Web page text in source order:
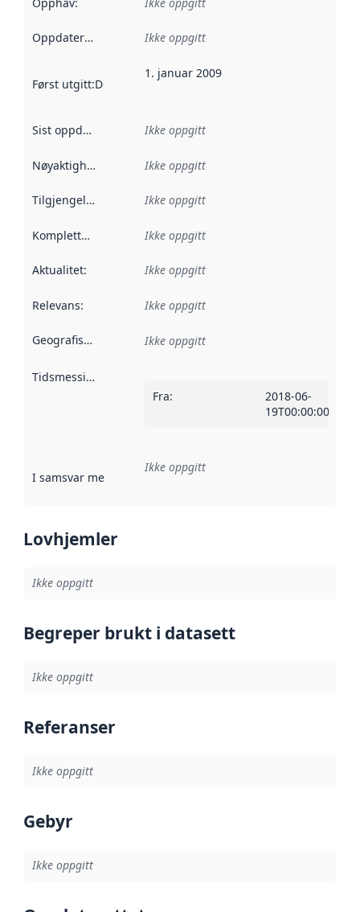
Oppdateringsfrekvens :
Ikke oppgitt
Først utgitt:Denne datoen sier når dataene i dette
1. januar 2009
Sist oppdatert Ikke oppgitt
Nøyaktighet Ikke oppgitt
Tilgjengelighet Ikke oppgitt
Kompletthet Ikke oppgitt
Aktualitet: Ikke oppgitt
Relevans: Ikke oppgitt
Geografisk avgrensning :
Ikke oppgitt
Tidsmessig avgrensning
Fra:
2018-06-
19T00:00:00Z
I samsvar med Referanse til en implementasjonsregel
Ikke oppgitt
Lovhjemler
Ikke oppgitt
Begreper brukt i datasett
Ikke oppgitt
Referanser
Ikke oppgitt
Gebyr
Ikke oppgitt